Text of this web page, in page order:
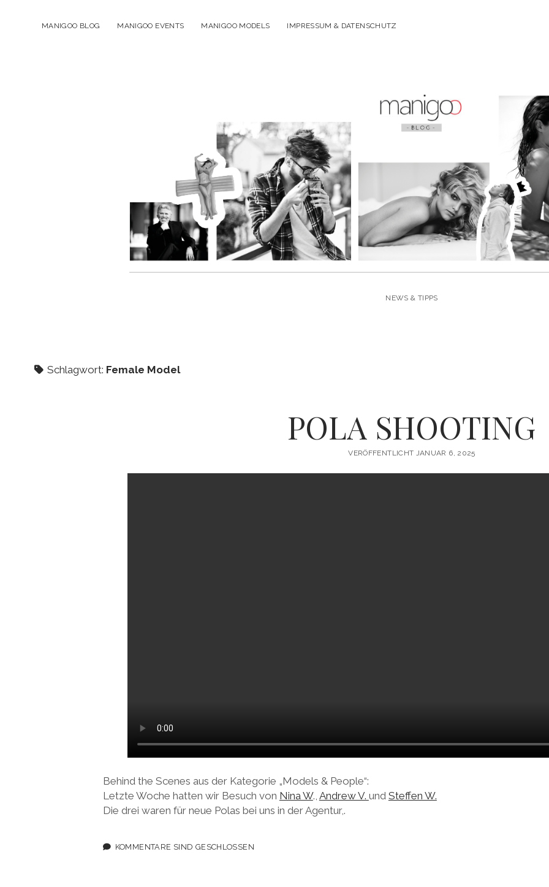
MANIGOO BLOG MANIGOO EVENTS MANIGOO MODELS IMPRESSUM & DATENSCHUTZ
NEWS & TIPPS
Schlagwort: Female Model
POLA SHOOTING
VERÖFFENTLICHT JANUAR 6, 2025
Behind the Scenes aus der Kategorie „Models & People“:
Letzte Woche hatten wir Besuch von Nina W., Andrew V. und Steffen W.
Die drei waren für neue Polas bei uns in der Agentur,.
KOMMENTARE SIND GESCHLOSSEN